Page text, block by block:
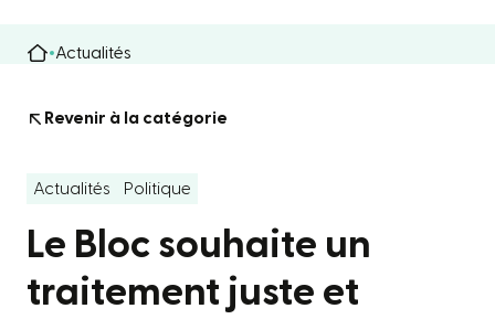
Actualités
Revenir à la catégorie
Actualités Politique
Le Bloc souhaite un
traitement juste et